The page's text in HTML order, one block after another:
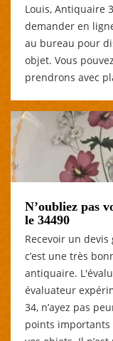
Louis, Antiquaire
demander en
au bureau pour
objet. Vous
prendrons avec
N’oubliez pas
le 34490
Recevoir un
c’est une très
antiquaire.
évaluateur
34, n’ayez pas
points